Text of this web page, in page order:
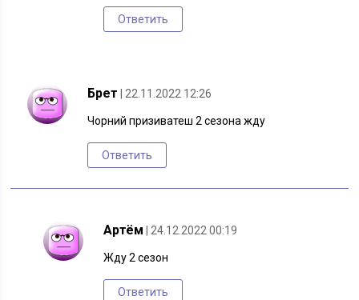
Ответить
Брет | 22.11.2022 12:26
Чорний призиватеш 2 сезона жду
Ответить
Артём | 24.12.2022 00:19
Жду 2 сезон
Ответить